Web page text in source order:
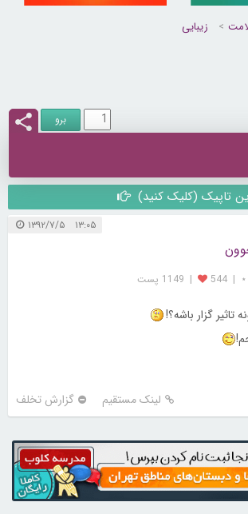
زیبایی
تاپیک (کلیک کنید)
۱۳:۰۵ ۱۳۹۲/۷/۵
|
544
| 1149 پست
تاثیر گزار باشه؟!
لینک مستقیم گزارش تخلف